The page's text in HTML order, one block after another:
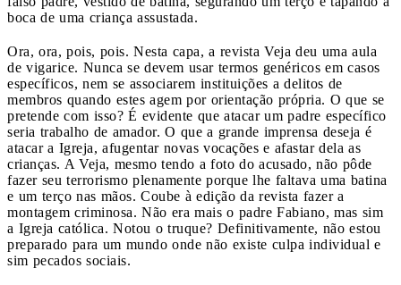
boca de uma criança assustada.
Ora, ora, pois, pois. Nesta capa, a revista Veja deu uma aula
de vigarice. Nunca se devem usar termos genéricos em casos
específicos, nem se associarem instituições a delitos de
membros quando estes agem por orientação própria. O que se
pretende com isso? É evidente que atacar um padre específico
seria trabalho de amador. O que a grande imprensa deseja é
atacar a Igreja, afugentar novas vocações e afastar dela as
crianças. A Veja, mesmo tendo a foto do acusado, não pôde
fazer seu terrorismo plenamente porque lhe faltava uma batina
e um terço nas mãos. Coube à edição da revista fazer a
montagem criminosa. Não era mais o padre Fabiano, mas sim
a Igreja católica. Notou o truque? Definitivamente, não estou
preparado para um mundo onde não existe culpa individual e
sim pecados sociais.